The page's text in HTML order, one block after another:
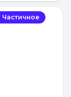
Частичное